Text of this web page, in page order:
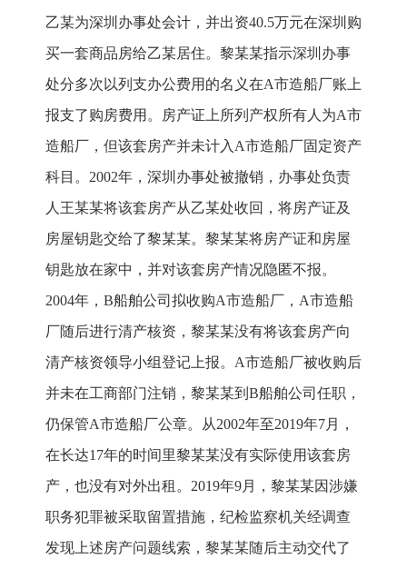
乙某为深圳办事处会计，并出资40.5万元在深圳购
买一套商品房给乙某居住。黎某某指示深圳办事
处分多次以列支办公费用的名义在A市造船厂账上
报支了购房费用。房产证上所列产权所有人为A市
造船厂，但该套房产并未计入A市造船厂固定资产
科目。2002年，深圳办事处被撤销，办事处负责
人王某某将该套房产从乙某处收回，将房产证及
房屋钥匙交给了黎某某。黎某某将房产证和房屋
钥匙放在家中，并对该套房产情况隐匿不报。
2004年，B船舶公司拟收购A市造船厂，A市造船
厂随后进行清产核资，黎某某没有将该套房产向
清产核资领导小组登记上报。A市造船厂被收购后
并未在工商部门注销，黎某某到B船舶公司任职，
仍保管A市造船厂公章。从2002年至2019年7月，
在长达17年的时间里黎某某没有实际使用该套房
产，也没有对外出租。2019年9月，黎某某因涉嫌
职务犯罪被采取留置措施，纪检监察机关经调查
发现上述房产问题线索，黎某某随后主动交代了